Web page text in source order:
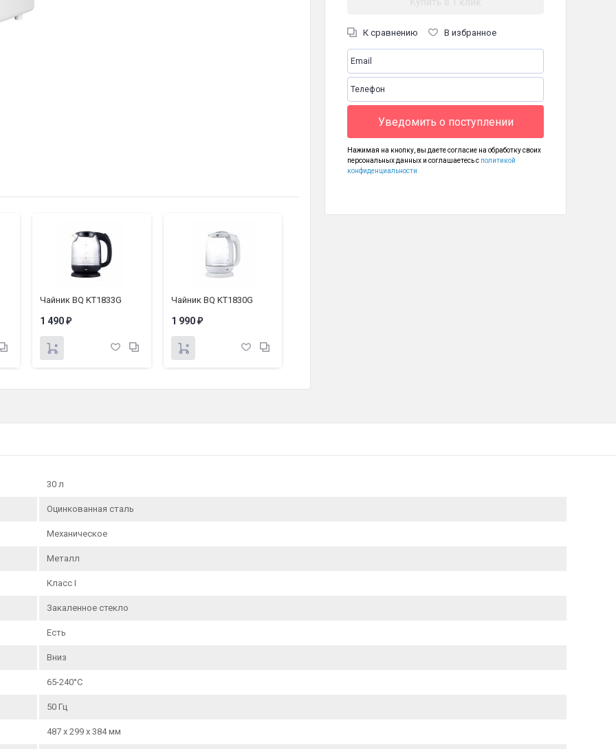
К сравнению В избранное
Уведомить о поступлении
Нажимая на кнопку, вы даете согласие на обработку своих
персональных данных и соглашаетесь с политикой
конфиденциальности
Чайник BQ KT1833G
1 490 ₽
Чайник BQ KT1830G
1 990 ₽
30 л
Оцинкованная сталь
Механическое
Металл
Класс I
Закаленное стекло
Есть
Вниз
65-240°C
50 Гц
487 x 299 x 384 мм